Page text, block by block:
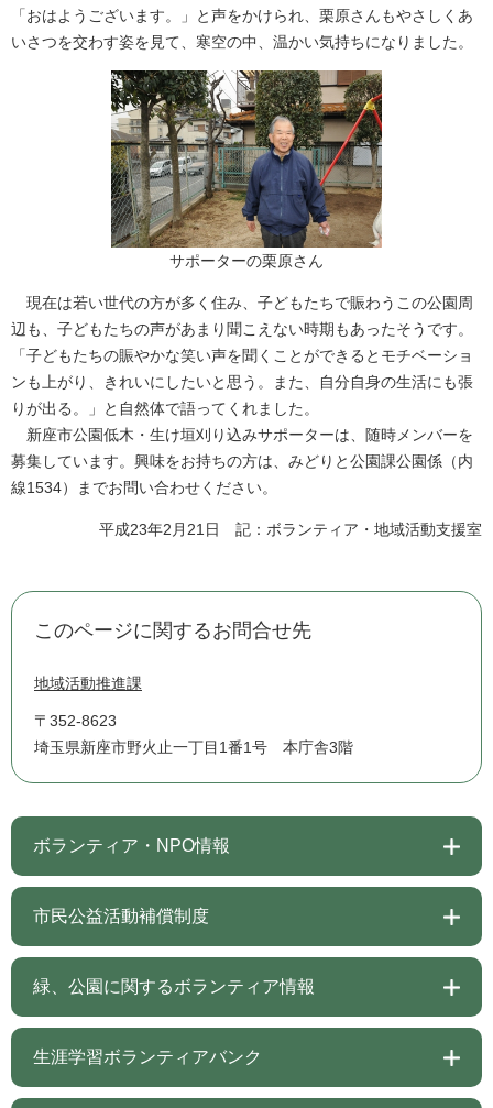
「おはようございます。」と声をかけられ、栗原さんもやさしくあ
いさつを交わす姿を見て、寒空の中、温かい気持ちになりました。
サポーターの栗原さん
現在は若い世代の方が多く住み、子どもたちで賑わうこの公園周
辺も、子どもたちの声があまり聞こえない時期もあったそうです。
「子どもたちの賑やかな笑い声を聞くことができるとモチベーショ
ンも上がり、きれいにしたいと思う。また、自分自身の生活にも張
りが出る。」と自然体で語ってくれました。
新座市公園低木・生け垣刈り込みサポーターは、随時メンバーを
募集しています。興味をお持ちの方は、みどりと公園課公園係（内
線1534）までお問い合わせください。
平成23年2月21日 記：ボランティア・地域活動支援室
このページに関するお問合せ先
地域活動推進課
〒352-8623
埼玉県新座市野火止一丁目1番1号 本庁舎3階
ボランティア・NPO情報
市民公益活動補償制度
緑、公園に関するボランティア情報
生涯学習ボランティアバンク